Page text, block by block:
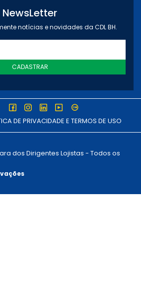
NewsLetter
notícias e novidades da CDL BH.
CADASTRAR
DE PRIVACIDADE E TERMOS DE USO
dos Dirigentes Lojistas - Todos os